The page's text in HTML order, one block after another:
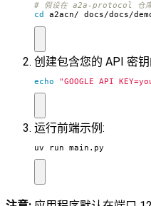
# 假设在 a2a-protocol 仓库
cd
a2acn/_docs/docs/
创建包含您的 API 密
echo
运行前端示例:
uv run main.py